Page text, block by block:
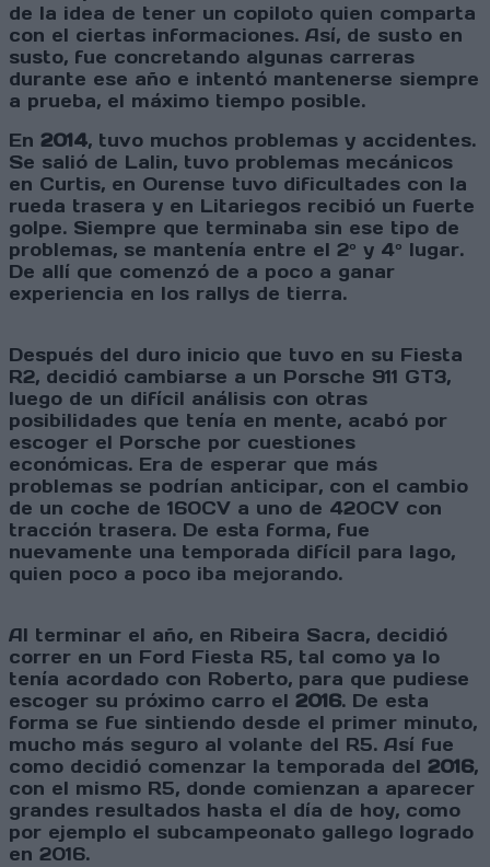
de la idea de tener un copiloto quien comparta
con el ciertas informaciones. Así, de susto en
susto, fue concretando algunas carreras
durante ese año e intentó mantenerse siempre
a prueba, el máximo tiempo posible.
En 2014, tuvo muchos problemas y accidentes.
Se salió de Lalin, tuvo problemas mecánicos
en Curtis, en Ourense tuvo dificultades con la
rueda trasera y en Litariegos recibió un fuerte
golpe. Siempre que terminaba sin ese tipo de
problemas, se mantenía entre el 2º y 4º lugar.
De allí que comenzó de a poco a ganar
experiencia en los rallys de tierra.
Después del duro inicio que tuvo en su Fiesta
R2, decidió cambiarse a un Porsche 911 GT3,
luego de un difícil análisis con otras
posibilidades que tenía en mente, acabó por
escoger el Porsche por cuestiones
económicas. Era de esperar que más
problemas se podrían anticipar, con el cambio
de un coche de 160CV a uno de 420CV con
tracción trasera. De esta forma, fue
nuevamente una temporada difícil para Iago,
quien poco a poco iba mejorando.
Al terminar el año, en Ribeira Sacra, decidió
correr en un Ford Fiesta R5, tal como ya lo
tenía acordado con Roberto, para que pudiese
escoger su próximo carro el 2016. De esta
forma se fue sintiendo desde el primer minuto,
mucho más seguro al volante del R5. Así fue
como decidió comenzar la temporada del 2016,
con el mismo R5, donde comienzan a aparecer
grandes resultados hasta el día de hoy, como
por ejemplo el subcampeonato gallego logrado
en 2016.